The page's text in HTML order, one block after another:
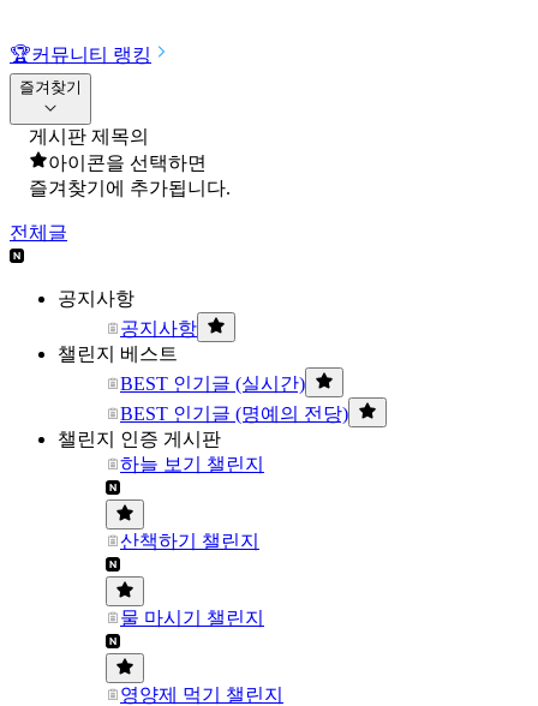
🏆커뮤니티 랭킹
즐겨찾기
게시판 제목의
아이콘을 선택하면
즐겨찾기에 추가됩니다.
전체글
공지사항
공지사항
챌린지 베스트
BEST 인기글 (실시간)
BEST 인기글 (명예의 전당)
챌린지 인증 게시판
하늘 보기 챌린지
산책하기 챌린지
물 마시기 챌린지
영양제 먹기 챌린지